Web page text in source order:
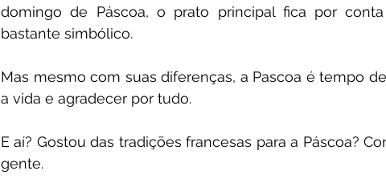
domingo de Páscoa, o prato principal fica por
bastante simbólico.
Mas mesmo com suas diferenças, a Pascoa é tempo
a vida e agradecer por tudo.
E aí? Gostou das tradições francesas para a Páscoa?
gente.